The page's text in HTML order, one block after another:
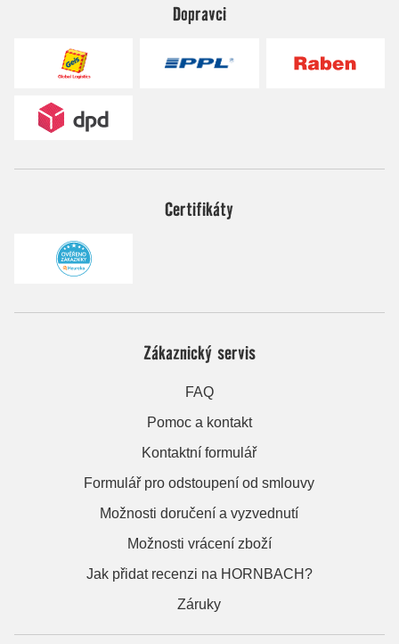
Dopravci
Certifikáty
Zákaznický servis
FAQ
Pomoc a kontakt
Kontaktní formulář
Formulář pro odstoupení od smlouvy
Možnosti doručení a vyzvednutí
Možnosti vrácení zboží
Jak přidat recenzi na HORNBACH?
Záruky